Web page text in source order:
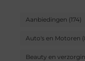
Aanbiedingen (174)
Auto's en Motoren
Beauty en